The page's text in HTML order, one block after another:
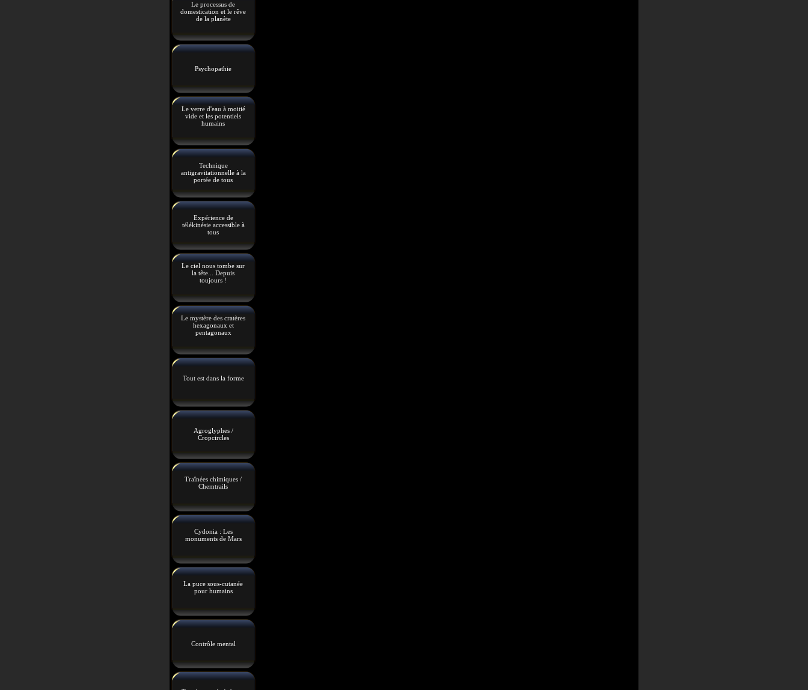
Le processus de
domestication et le rêve
de la planète
Psychopathie
Le verre d'eau à moitié
vide et les potentiels
humains
Technique
antigravitationnelle à la
portée de tous
Expérience de
télékinésie accessible à
tous
Le ciel nous tombe sur
la tête... Depuis
toujours !
Le mystère des cratères
hexagonaux et
pentagonaux
Tout est dans la forme
Agroglyphes /
Cropcircles
Traînées chimiques /
Chemtrails
Cydonia : Les
monuments de Mars
La puce sous-cutanée
pour humains
Contrôle mental